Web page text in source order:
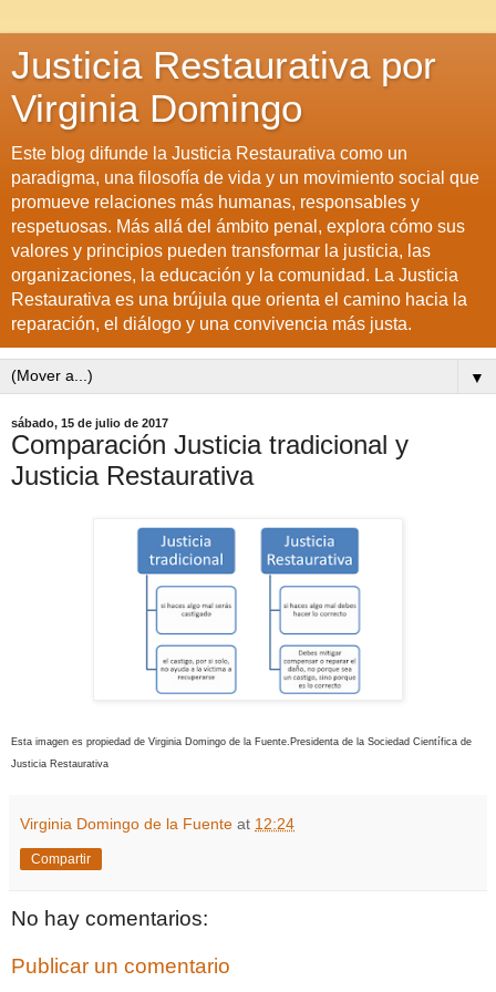
Justicia Restaurativa por
Virginia Domingo
Este blog difunde la Justicia Restaurativa como un
paradigma, una filosofía de vida y un movimiento social que
promueve relaciones más humanas, responsables y
respetuosas. Más allá del ámbito penal, explora cómo sus
valores y principios pueden transformar la justicia, las
organizaciones, la educación y la comunidad. La Justicia
Restaurativa es una brújula que orienta el camino hacia la
reparación, el diálogo y una convivencia más justa.
▼
sábado, 15 de julio de 2017
Comparación Justicia tradicional y
Justicia Restaurativa
Esta imagen es propiedad de Virginia Domingo de la Fuente.Presidenta de la Sociedad Científica de
Justicia Restaurativa
Virginia Domingo de la Fuente at 12:24
Compartir
No hay comentarios:
Publicar un comentario